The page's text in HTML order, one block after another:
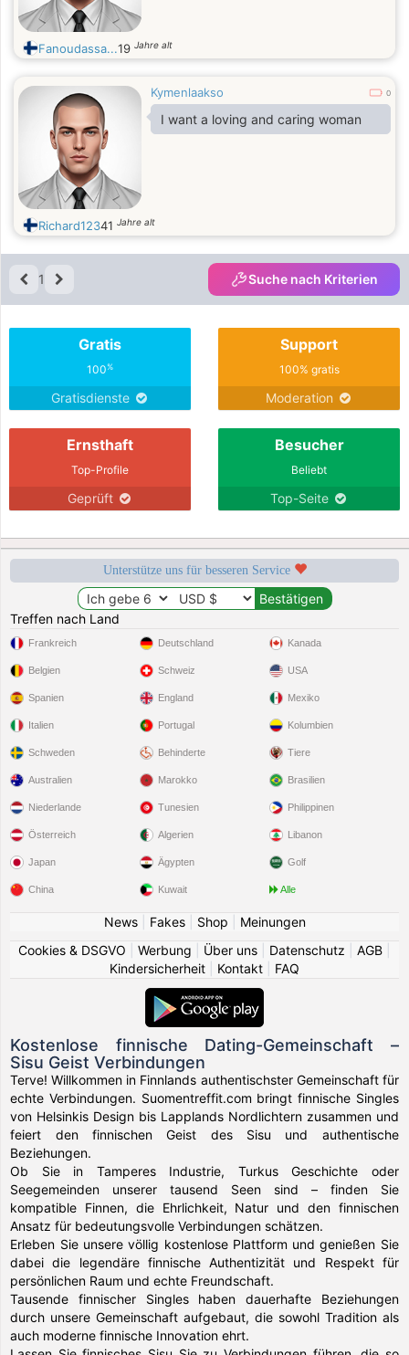
Fanoudassa...19 Jahre alt
Kymenlaakso 0
I want a loving and caring woman
Richard12341 Jahre alt
1 Suche nach Kriterien
Gratis
100%
Gratisdienste
Support
100% gratis
Moderation
Ernsthaft
Top-Profile
Geprüft
Besucher
Beliebt
Top-Seite
Unterstütze uns für besseren Service
Treffen nach Land
Frankreich
Belgien
Spanien
Italien
Schweden
Deutschland
Schweiz
England
Portugal
Behinderte
Kanada
USA
Mexiko
Kolumbien
Tiere
Australien
Niederlande
Österreich
Japan
China
Marokko
Tunesien
Algerien
Ägypten
Kuwait
Brasilien
Philippinen
Libanon
Golf
Alle
News| Fakes| Shop
Meinungen
Cookies & DSGVO
Werbung Über uns Datenschutz AGB
Kindersicherheit
Kontakt FAQ
Kostenlose finnische Dating-Gemeinschaft –
Sisu Geist Verbindungen
Terve! Willkommen in Finnlands authentischster Gemeinschaft für
echte Verbindungen. Suomentreffit.com bringt finnische Singles
von Helsinkis Design bis Lapplands Nordlichtern zusammen und
feiert den finnischen Geist des Sisu und authentische
Beziehungen.
Ob Sie in Tamperes Industrie, Turkus Geschichte oder
Seegemeinden unserer tausend Seen sind – finden Sie
kompatible Finnen, die Ehrlichkeit, Natur und den finnischen
Ansatz für bedeutungsvolle Verbindungen schätzen.
Erleben Sie unsere völlig kostenlose Plattform und genießen Sie
dabei die legendäre finnische Authentizität und Respekt für
persönlichen Raum und echte Freundschaft.
Tausende finnischer Singles haben dauerhafte Beziehungen
durch unsere Gemeinschaft aufgebaut, die sowohl Tradition als
auch moderne finnische Innovation ehrt.